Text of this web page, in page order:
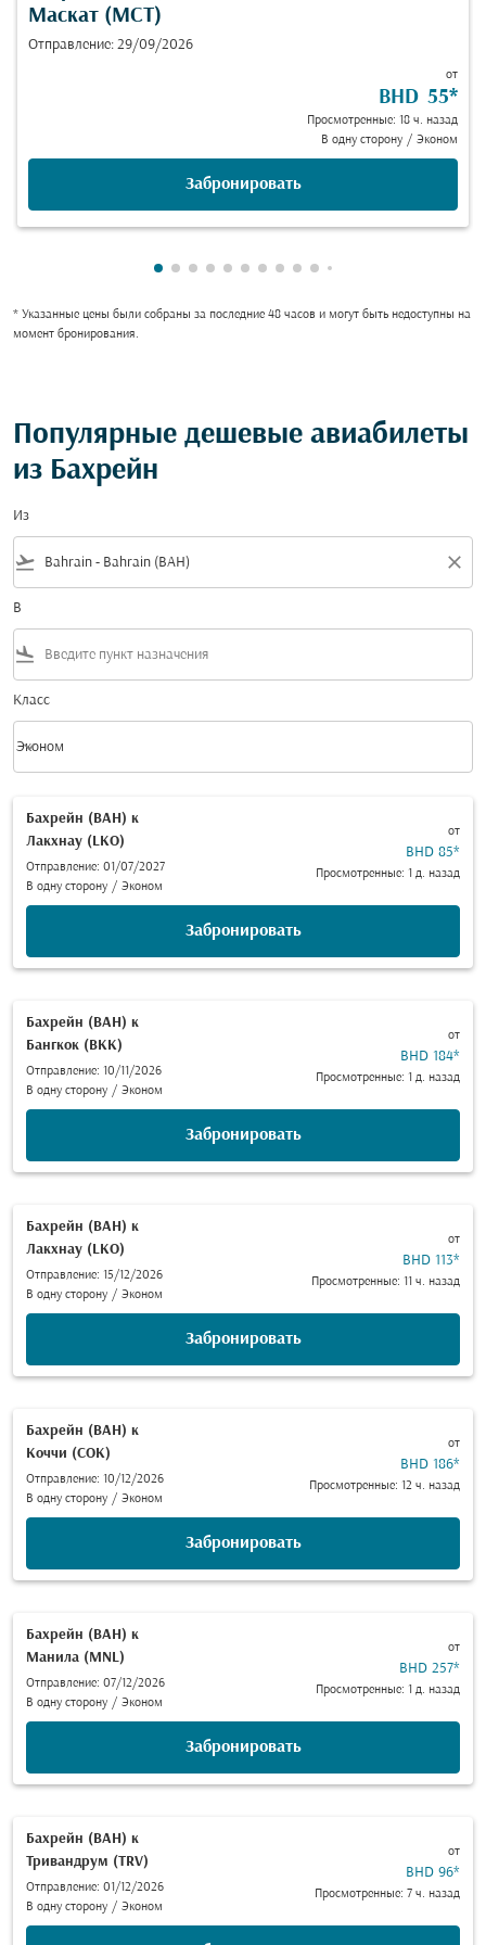
Маскат (MCT)
Отправление: 29/09/2026
от
BHD 55*
Просмотренные: 18 ч. назад
В одну сторону / Эконом
Забронировать
Показаны cmp-pagination-showing-
Показаны cmp-pagination-showing-
Показаны cmp-pagination-
Показаны cmp-pagination-
Показаны cmp-pagination-
Показаны cmp-pagination-
Показаны cmp-
Показаны cmp-
Показаны cmp-
Показаны cmp-
* Указанные цены были собраны за последние 48 часов и могут быть недоступны на
момент бронирования.
Популярные дешевые авиабилеты
из Бахрейн
Из
flight_takeoff close
В
flight_land
Класс
Класс option Эконом Selected
Эконом
keyboard_arrow_down
Бахрейн (BAH) к
Лакхнау (LKO)
Отправление: 01/07/2027
В одну сторону / Эконом
от
BHD 85*
Просмотренные: 1 д. назад
Забронировать
Бахрейн (BAH) к
Бангкок (BKK)
Отправление: 10/11/2026
В одну сторону / Эконом
от
BHD 184*
Просмотренные: 1 д. назад
Забронировать
Бахрейн (BAH) к
Лакхнау (LKO)
Отправление: 15/12/2026
В одну сторону / Эконом
от
BHD 113*
Просмотренные: 11 ч. назад
Забронировать
Бахрейн (BAH) к
Коччи (COK)
Отправление: 10/12/2026
В одну сторону / Эконом
от
BHD 186*
Просмотренные: 12 ч. назад
Забронировать
Бахрейн (BAH) к
Манила (MNL)
Отправление: 07/12/2026
В одну сторону / Эконом
от
BHD 257*
Просмотренные: 1 д. назад
Забронировать
Бахрейн (BAH) к
Тривандрум (TRV)
Отправление: 01/12/2026
В одну сторону / Эконом
от
BHD 96*
Просмотренные: 7 ч. назад